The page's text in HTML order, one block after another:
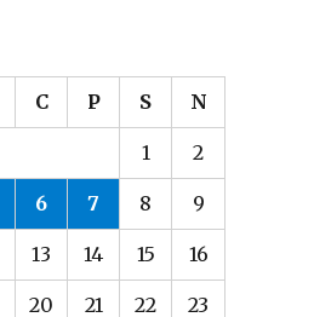
C P S N
1 2
6 7 8 9
13 14 15 16
20 21 22 23